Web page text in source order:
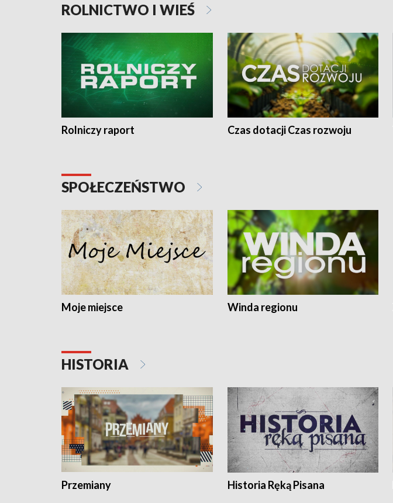
ROLNICTWO I WIEŚ
Rolniczy raport Czas dotacji Czas rozwoju
SPOŁECZEŃSTWO
Moje miejsce Winda regionu
HISTORIA
Przemiany Historia Ręką Pisana